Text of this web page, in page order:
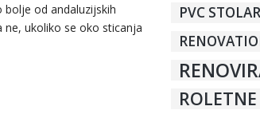
od andaluzijskih
ne, ukoliko se oko sticanja
PVC
ROLETNE